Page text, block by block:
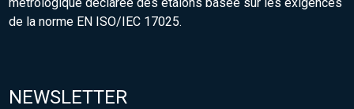
métrologique déclarée des étalons basée sur les exigences
de la norme EN ISO/IEC 17025.
NEWSLETTER